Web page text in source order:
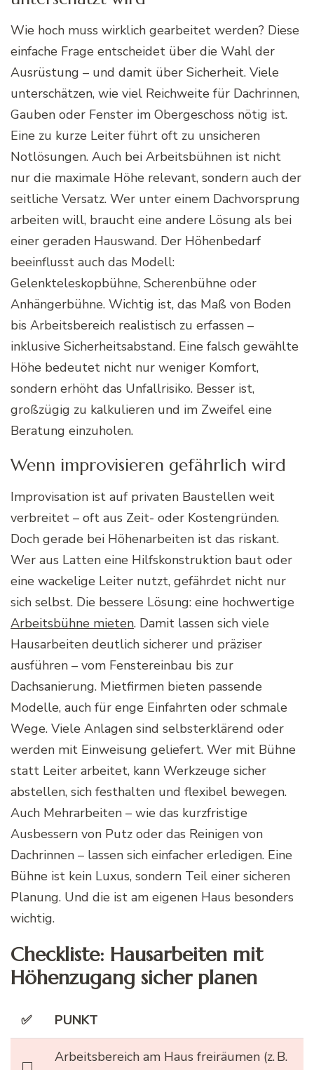
Wie hoch muss wirklich gearbeitet werden? Diese
einfache Frage entscheidet über die Wahl der
Ausrüstung – und damit über Sicherheit. Viele
unterschätzen, wie viel Reichweite für Dachrinnen,
Gauben oder Fenster im Obergeschoss nötig ist.
Eine zu kurze Leiter führt oft zu unsicheren
Notlösungen. Auch bei Arbeitsbühnen ist nicht
nur die maximale Höhe relevant, sondern auch der
seitliche Versatz. Wer unter einem Dachvorsprung
arbeiten will, braucht eine andere Lösung als bei
einer geraden Hauswand. Der Höhenbedarf
beeinflusst auch das Modell:
Gelenkteleskopbühne, Scherenbühne oder
Anhängerbühne. Wichtig ist, das Maß von Boden
bis Arbeitsbereich realistisch zu erfassen –
inklusive Sicherheitsabstand. Eine falsch gewählte
Höhe bedeutet nicht nur weniger Komfort,
sondern erhöht das Unfallrisiko. Besser ist,
großzügig zu kalkulieren und im Zweifel eine
Beratung einzuholen.
Wenn improvisieren gefährlich wird
Improvisation ist auf privaten Baustellen weit
verbreitet – oft aus Zeit- oder Kostengründen.
Doch gerade bei Höhenarbeiten ist das riskant.
Wer aus Latten eine Hilfskonstruktion baut oder
eine wackelige Leiter nutzt, gefährdet nicht nur
sich selbst. Die bessere Lösung: eine hochwertige
Arbeitsbühne mieten. Damit lassen sich viele
Hausarbeiten deutlich sicherer und präziser
ausführen – vom Fenstereinbau bis zur
Dachsanierung. Mietfirmen bieten passende
Modelle, auch für enge Einfahrten oder schmale
Wege. Viele Anlagen sind selbsterklärend oder
werden mit Einweisung geliefert. Wer mit Bühne
statt Leiter arbeitet, kann Werkzeuge sicher
abstellen, sich festhalten und flexibel bewegen.
Auch Mehrarbeiten – wie das kurzfristige
Ausbessern von Putz oder das Reinigen von
Dachrinnen – lassen sich einfacher erledigen. Eine
Bühne ist kein Luxus, sondern Teil einer sicheren
Planung. Und die ist am eigenen Haus besonders
wichtig.
Checkliste: Hausarbeiten mit
Höhenzugang sicher planen
✅ PUNKT
Arbeitsbereich am Haus freiräumen (z. B.